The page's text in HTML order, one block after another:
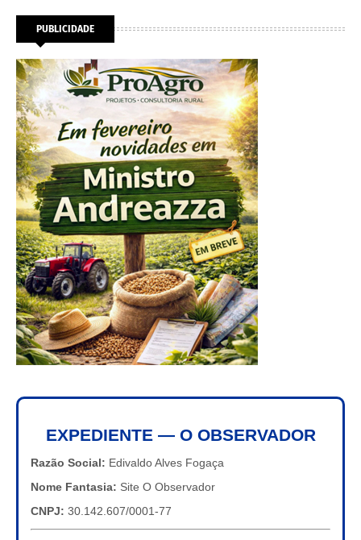
PUBLICIDADE
EXPEDIENTE — O OBSERVADOR
Razão Social: Edivaldo Alves Fogaça
Nome Fantasia: Site O Observador
CNPJ: 30.142.607/0001-77